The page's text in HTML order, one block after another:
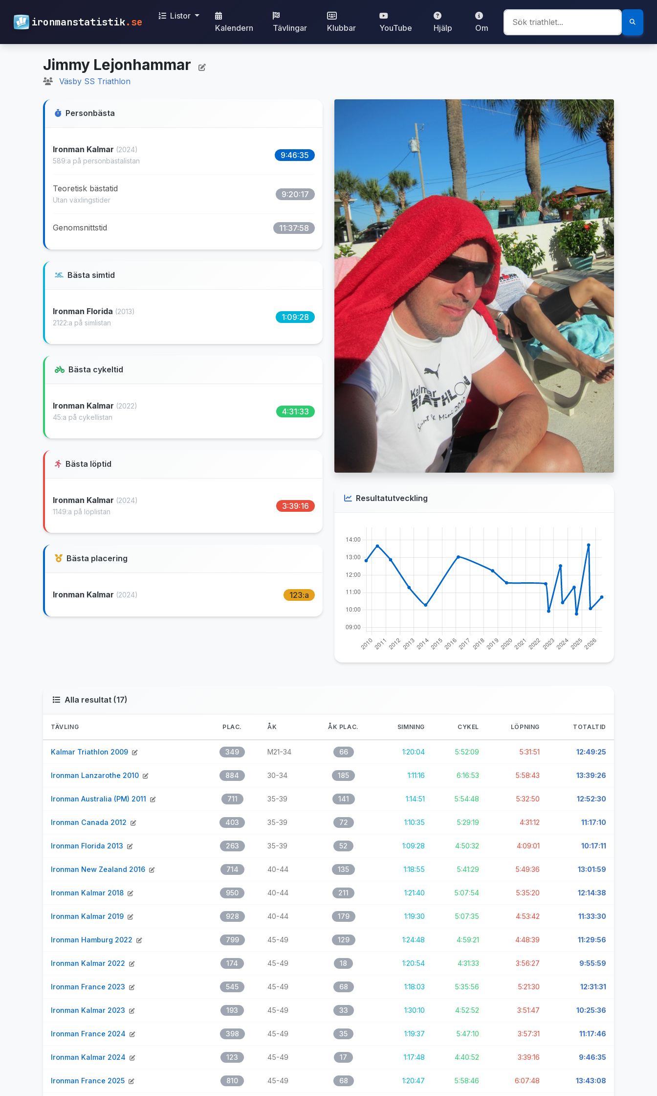
ironmanstatistik.se
Listor
Kalendern
Tävlingar Klubbar YouTube Hjälp Om
Jimmy Lejonhammar
Väsby SS Triathlon
Personbästa
Ironman Kalmar (2024)
589:a på personbästalistan
9:46:35
Teoretisk bästatid
Utan växlingstider
9:20:17
Genomsnittstid 11:37:58
Bästa simtid
Ironman Florida (2013)
2122:a på simlistan
1:09:28
Bästa cykeltid
Ironman Kalmar (2022)
45:a på cykellistan
4:31:33
Bästa löptid
Ironman Kalmar (2024)
1149:a på löplistan
3:39:16
Bästa placering
Ironman Kalmar (2024) 123:a
Resultatutveckling
Alla resultat (17)
TÄVLING PLAC. ÅK ÅK PLAC. SIMNING CYKEL LÖPNING TOTALTID
Kalmar Triathlon 2009 349 M21-34 66 1:20:04 5:52:09 5:31:51 12:49:25
Ironman Lanzarothe 2010 884 30-34 185 1:11:16 6:16:53 5:58:43 13:39:26
Ironman Australia (PM) 2011 711 35-39 141 1:14:51 5:54:48 5:32:50 12:52:30
Ironman Canada 2012 403 35-39 72 1:10:35 5:29:19 4:31:12 11:17:10
Ironman Florida 2013 263 35-39 52 1:09:28 4:50:32 4:09:01 10:17:11
Ironman New Zealand 2016 714 40-44 135 1:18:55 5:41:29 5:49:36 13:01:59
Ironman Kalmar 2018 950 40-44 211 1:21:40 5:07:54 5:35:20 12:14:38
Ironman Kalmar 2019 928 40-44 179 1:19:30 5:07:35 4:53:42 11:33:30
Ironman Hamburg 2022 799 45-49 129 1:24:48 4:59:21 4:48:39 11:29:56
Ironman Kalmar 2022 174 45-49 18 1:20:54 4:31:33 3:56:27 9:55:59
Ironman France 2023 545 45-49 68 1:18:03 5:35:56 5:21:30 12:31:31
Ironman Kalmar 2023 193 45-49 33 1:30:10 4:52:52 3:51:47 10:25:36
Ironman France 2024 398 45-49 35 1:19:37 5:47:10 3:57:31 11:17:46
Ironman Kalmar 2024 123 45-49 17 1:17:48 4:40:52 3:39:16 9:46:35
Ironman France 2025 810 45-49 68 1:20:47 5:58:46 6:07:48 13:43:08